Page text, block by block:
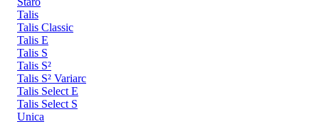
Talis
Talis Classic
Talis E
Talis S
Talis S²
Talis S² Variarc
Talis Select E
Talis Select S
Unica